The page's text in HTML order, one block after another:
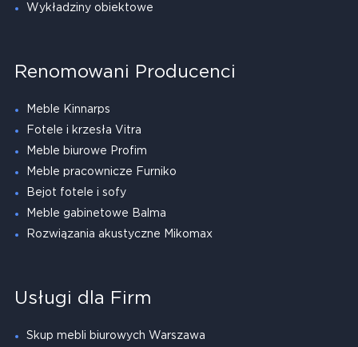
Wykładziny obiektowe
Renomowani Producenci
Meble Kinnarps
Fotele i krzesła Vitra
Meble biurowe Profim
Meble pracownicze Furniko
Bejot fotele i sofy
Meble gabinetowe Balma
Rozwiązania akustyczne Mikomax
Usługi dla Firm
Skup mebli biurowych Warszawa